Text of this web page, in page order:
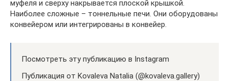
муфеля и сверху накрывается плоской крышкой.
Наиболее сложные – тоннельные печи. Они оборудованы
конвейером или интегрированы в конвейер.
Посмотреть эту публикацию в Instagram
Публикация от Kovaleva Natalia (@kovaleva.gallery)